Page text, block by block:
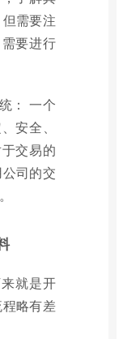
需要注
要进行
： 一个
安全、
交易的
司的交
就是开
略有差